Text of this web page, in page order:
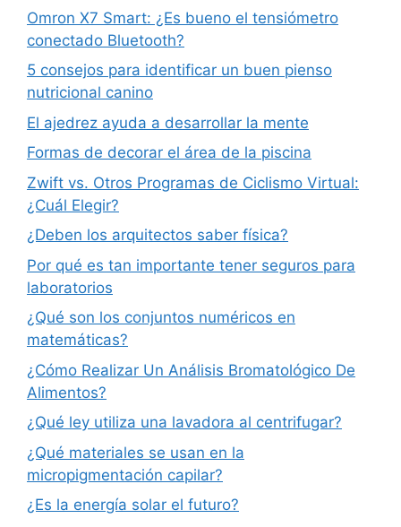
Omron X7 Smart: ¿Es bueno el tensiómetro
conectado Bluetooth?
5 consejos para identificar un buen pienso
nutricional canino
El ajedrez ayuda a desarrollar la mente
Formas de decorar el área de la piscina
Zwift vs. Otros Programas de Ciclismo Virtual:
¿Cuál Elegir?
¿Deben los arquitectos saber física?
Por qué es tan importante tener seguros para
laboratorios
¿Qué son los conjuntos numéricos en
matemáticas?
¿Cómo Realizar Un Análisis Bromatológico De
Alimentos?
¿Qué ley utiliza una lavadora al centrifugar?
¿Qué materiales se usan en la
micropigmentación capilar?
¿Es la energía solar el futuro?